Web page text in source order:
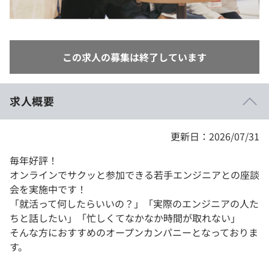
学校向けプラン
この求人の募集は終了しています
求人概要
更新日：2026/07/31
毎年好評！
オンラインでサクッと参加できる若手エンジニアとの座談
会を実施中です！
「就活って何したらいいの？」「実際のエンジニアの人た
ちと話したい」「忙しくてなかなか時間が取れない」
そんな方におすすめのオープンカンパニーとなっておりま
す。